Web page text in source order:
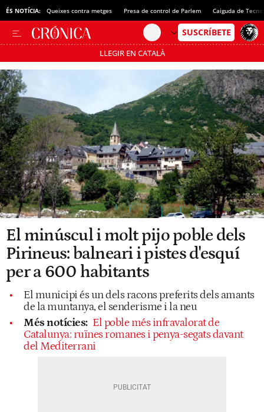
ÉS NOTÍCIA: Queixes contra metges Presa de control de Parlem Caiguda de
LLEGIR EN CATALÀ
Passa’t al mode estalvi
El minúscul i molt pijo poble dels
Pirineus: balneari i pistes d'esquí
per a 600 habitants
El municipi és un dels racons preferits dels amants
de la muntanya, el senderisme i la neu
Més notícies: El poble més infravalorat de
Catalunya: ruïnes romanes i penya-segats davant
del Mediterrani